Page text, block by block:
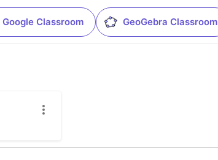
Google Classroom GeoGebra Classroom